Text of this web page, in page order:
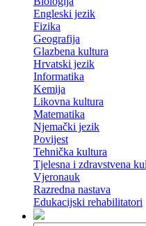
Engleski jezik
Fizika
Geografija
Glazbena kultura
Hrvatski jezik
Informatika
Kemija
Likovna kultura
Matematika
Njemački jezik
Povijest
Tehnička kultura
Tjelesna i zdravstvena
Vjeronauk
Razredna nastava
Edukacijski rehabilitatori